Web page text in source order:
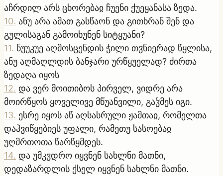
აჩრდილ არს ცხორებაჲ ჩუენი ქუეყანასა ზედა.
10. ანუ არა ამათ გასწაონ და გითხრან შენ და
გულისაგან გამოიხუნენ სიტყუანი?
11. ნუუკუე აღმოსცენდის ჭილი თჳნიერად წყლისა,
ანუ აღმაღლდის ბანჯარი ურწყუელად? ძირთა
ზედაღა იყოს
12. და ვერ მოითიბოს პირველ, ვიდრე არა
მოირწყოს ყოველივე მწუანვილი, გაჴმეს იგი.
13. ესრე იყოს აწ აღსასრული ჟამთაჲ, რომელთა
დაჰვიწყებიეს უფალი, რამეთუ სასოებაჲ
უღმრთოთა წარწყმდეს.
14. და უმკჳდრო იყვნენ სახლნი მათნი,
დედაზარდლის ქსელ იყვნენ სახლნი მათნი.